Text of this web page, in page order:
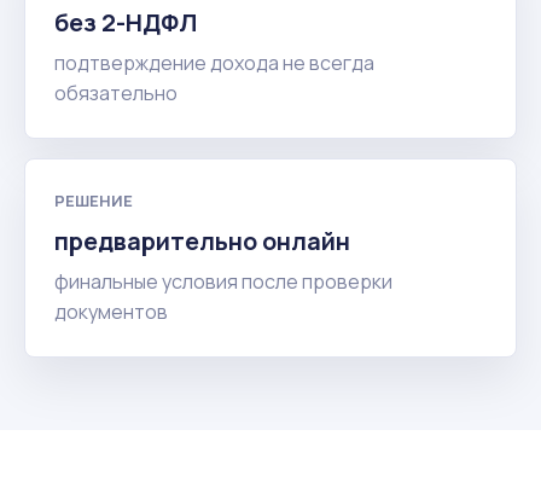
без 2-НДФЛ
подтверждение дохода не всегда
обязательно
РЕШЕНИЕ
предварительно онлайн
финальные условия после проверки
документов